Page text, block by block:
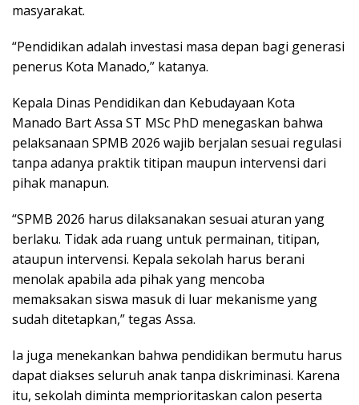
masyarakat.
“Pendidikan adalah investasi masa depan bagi generasi
penerus Kota Manado,” katanya.
Kepala Dinas Pendidikan dan Kebudayaan Kota
Manado Bart Assa ST MSc PhD menegaskan bahwa
pelaksanaan SPMB 2026 wajib berjalan sesuai regulasi
tanpa adanya praktik titipan maupun intervensi dari
pihak manapun.
“SPMB 2026 harus dilaksanakan sesuai aturan yang
berlaku. Tidak ada ruang untuk permainan, titipan,
ataupun intervensi. Kepala sekolah harus berani
menolak apabila ada pihak yang mencoba
memaksakan siswa masuk di luar mekanisme yang
sudah ditetapkan,” tegas Assa.
Ia juga menekankan bahwa pendidikan bermutu harus
dapat diakses seluruh anak tanpa diskriminasi. Karena
itu, sekolah diminta memprioritaskan calon peserta